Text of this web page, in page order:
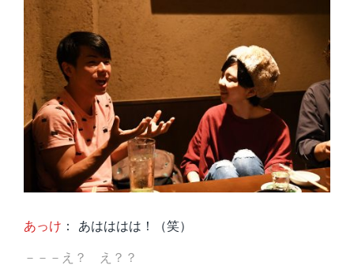
あっけ ： あはははは！（笑）
－－－え？ え？？